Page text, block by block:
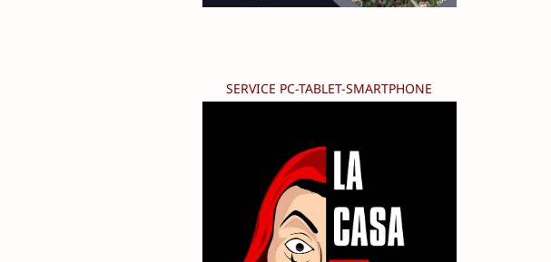
SERVICE PC-TABLET-SMARTPHONE